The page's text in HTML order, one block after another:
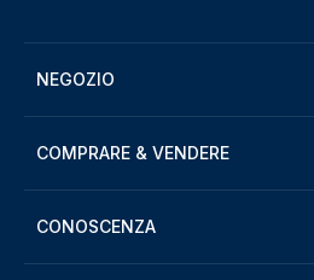
NEGOZIO
COMPRARE & VENDERE
CONOSCENZA